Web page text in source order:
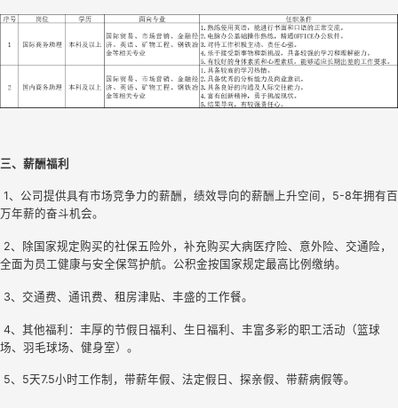
三、薪酬福利
万年薪的奋斗机会。
全面为员工健康与安全保驾护航。公积金按国家规定最高比例缴纳。
3、交通费、通讯费、租房津贴、丰盛的工作餐。
场、羽毛球场、健身室）。
5、5天7.5小时工作制，带薪年假、法定假日、探亲假、带薪病假等。